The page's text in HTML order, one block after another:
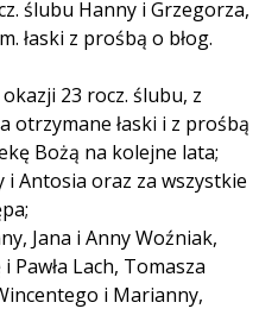
ślubu Hanny i Grzegorza,
łaski z prośbą o błog.
okazji 23 rocz. ślubu, z
otrzymane łaski i z prośbą
Bożą na kolejne lata;
i Antosia oraz za wszystkie
Jana i Anny Woźniak,
Pawła Lach, Tomasza
i Marianny,